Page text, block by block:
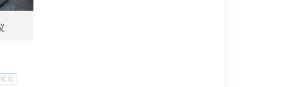
尾页